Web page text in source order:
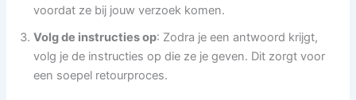
voordat ze bij jouw verzoek komen.
Volg de instructies op: Zodra je een antwoord krijgt,
volg je de instructies op die ze je geven. Dit zorgt voor
een soepel retourproces.